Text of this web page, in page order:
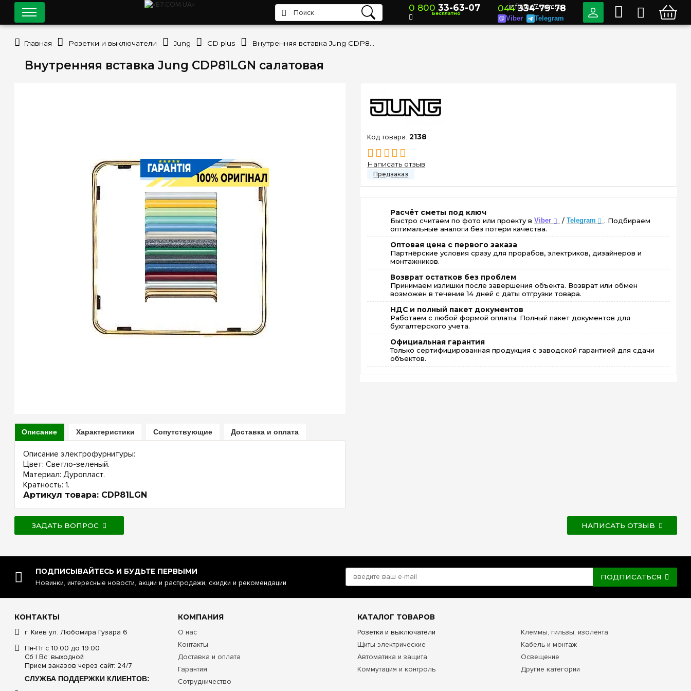
Внутренняя вставка Jung CDP81LGN салатовая
2138
Написать отзыв
Расчёт сметы под ключ
Быстро считаем по фото или проекту вViber / Telegram
. Подбираем
оптимальные аналоги без потери качества.
Оптовая цена с первого заказа
Партнёрские условия сразу для прорабов, электриков, дизайнеров и
монтажников.
Возврат остатков без проблем
Принимаем излишки после завершения объекта. Возврат или обмен
возможен в течение 14 дней с даты отгрузки товара.
НДС и полный пакет документов
Работаем с любой формой оплаты. Полный пакет документов для
бухгалтерского учета.
Официальная гарантия
Только сертифицированная продукция с заводской гарантией для сдачи
объектов.
Описание Характеристики Сопутствующие Доставка и оплата
Описание электрофурнитуры:
Цвет: Светло-зеленый.
Материал: Дуропласт.
Кратность: 1.
Артикул товара: CDP81LGN
ЗАДАТЬ ВОПРОС НАПИСАТЬ ОТЗЫВ
0 800 33-63-07
Бесплатно
info@e7.com.ua
044334-79-78
Viber Telegram
Главная Розетки и выключатели Jung CD plus
ПОДПИСЫВАЙТЕСЬ И БУДЬТЕ ПЕРВЫМИ
Новинки, интересные новости, акции и распродажи, скидки и рекомендации
ПОДПИСАТЬСЯ
КОНТАКТЫ
г. Киев ул. Любомира Гузара 6
Пн-Пт с 10:00 до 19:00
Сб | Вс: выходной
Прием заказов через сайт: 24/7
СЛУЖБА ПОДДЕРЖКИ КЛИЕНТОВ:
КОМПАНИЯ
О нас
Контакты
Доставка и оплата
Гарантия
Сотрудничество
КАТАЛОГ ТОВАРОВ
Розетки и выключатели
Щиты электрические
Автоматика и защита
Коммутация и контроль
Клеммы, гильзы, изолента
Кабель и монтаж
Освещение
Другие категории